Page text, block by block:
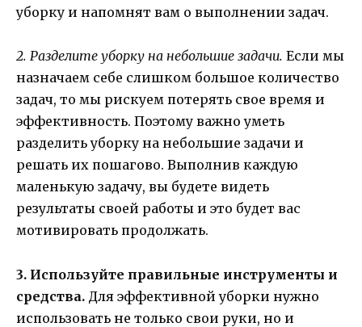
уборку и напомнят вам о выполнении задач.
2. Разделите уборку на небольшие задачи. Если мы
назначаем себе слишком большое количество
задач, то мы рискуем потерять свое время и
эффективность. Поэтому важно уметь
разделить уборку на небольшие задачи и
решать их пошагово. Выполнив каждую
маленькую задачу, вы будете видеть
результаты своей работы и это будет вас
мотивировать продолжать.
3. Используйте правильные инструменты и
средства. Для эффективной уборки нужно
использовать не только свои руки, но и